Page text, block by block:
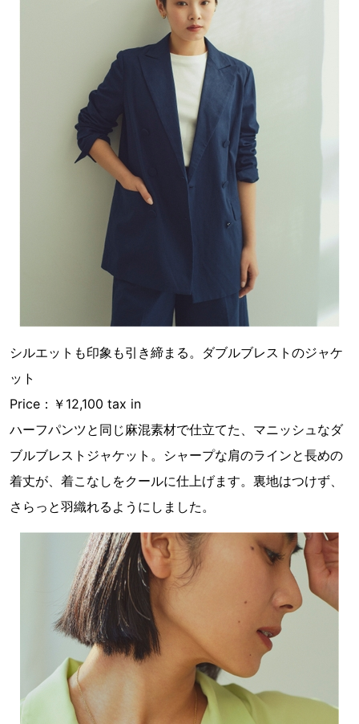
シルエットも印象も引き締まる。ダブルブレストのジャケ
ット
Price：￥12,100 tax in
ハーフパンツと同じ麻混素材で仕立てた、マニッシュなダ
ブルブレストジャケット。シャープな肩のラインと長めの
着丈が、着こなしをクールに仕上げます。裏地はつけず、
さらっと羽織れるようにしました。